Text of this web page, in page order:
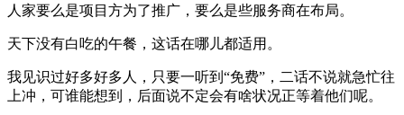
人家要么是项目方为了推广，要么是些服务商在布局。
天下没有白吃的午餐，这话在哪儿都适用。
我见识过好多好多人，只要一听到“免费”，二话不说就急忙往
上冲，可谁能想到，后面说不定会有啥状况正等着他们呢。